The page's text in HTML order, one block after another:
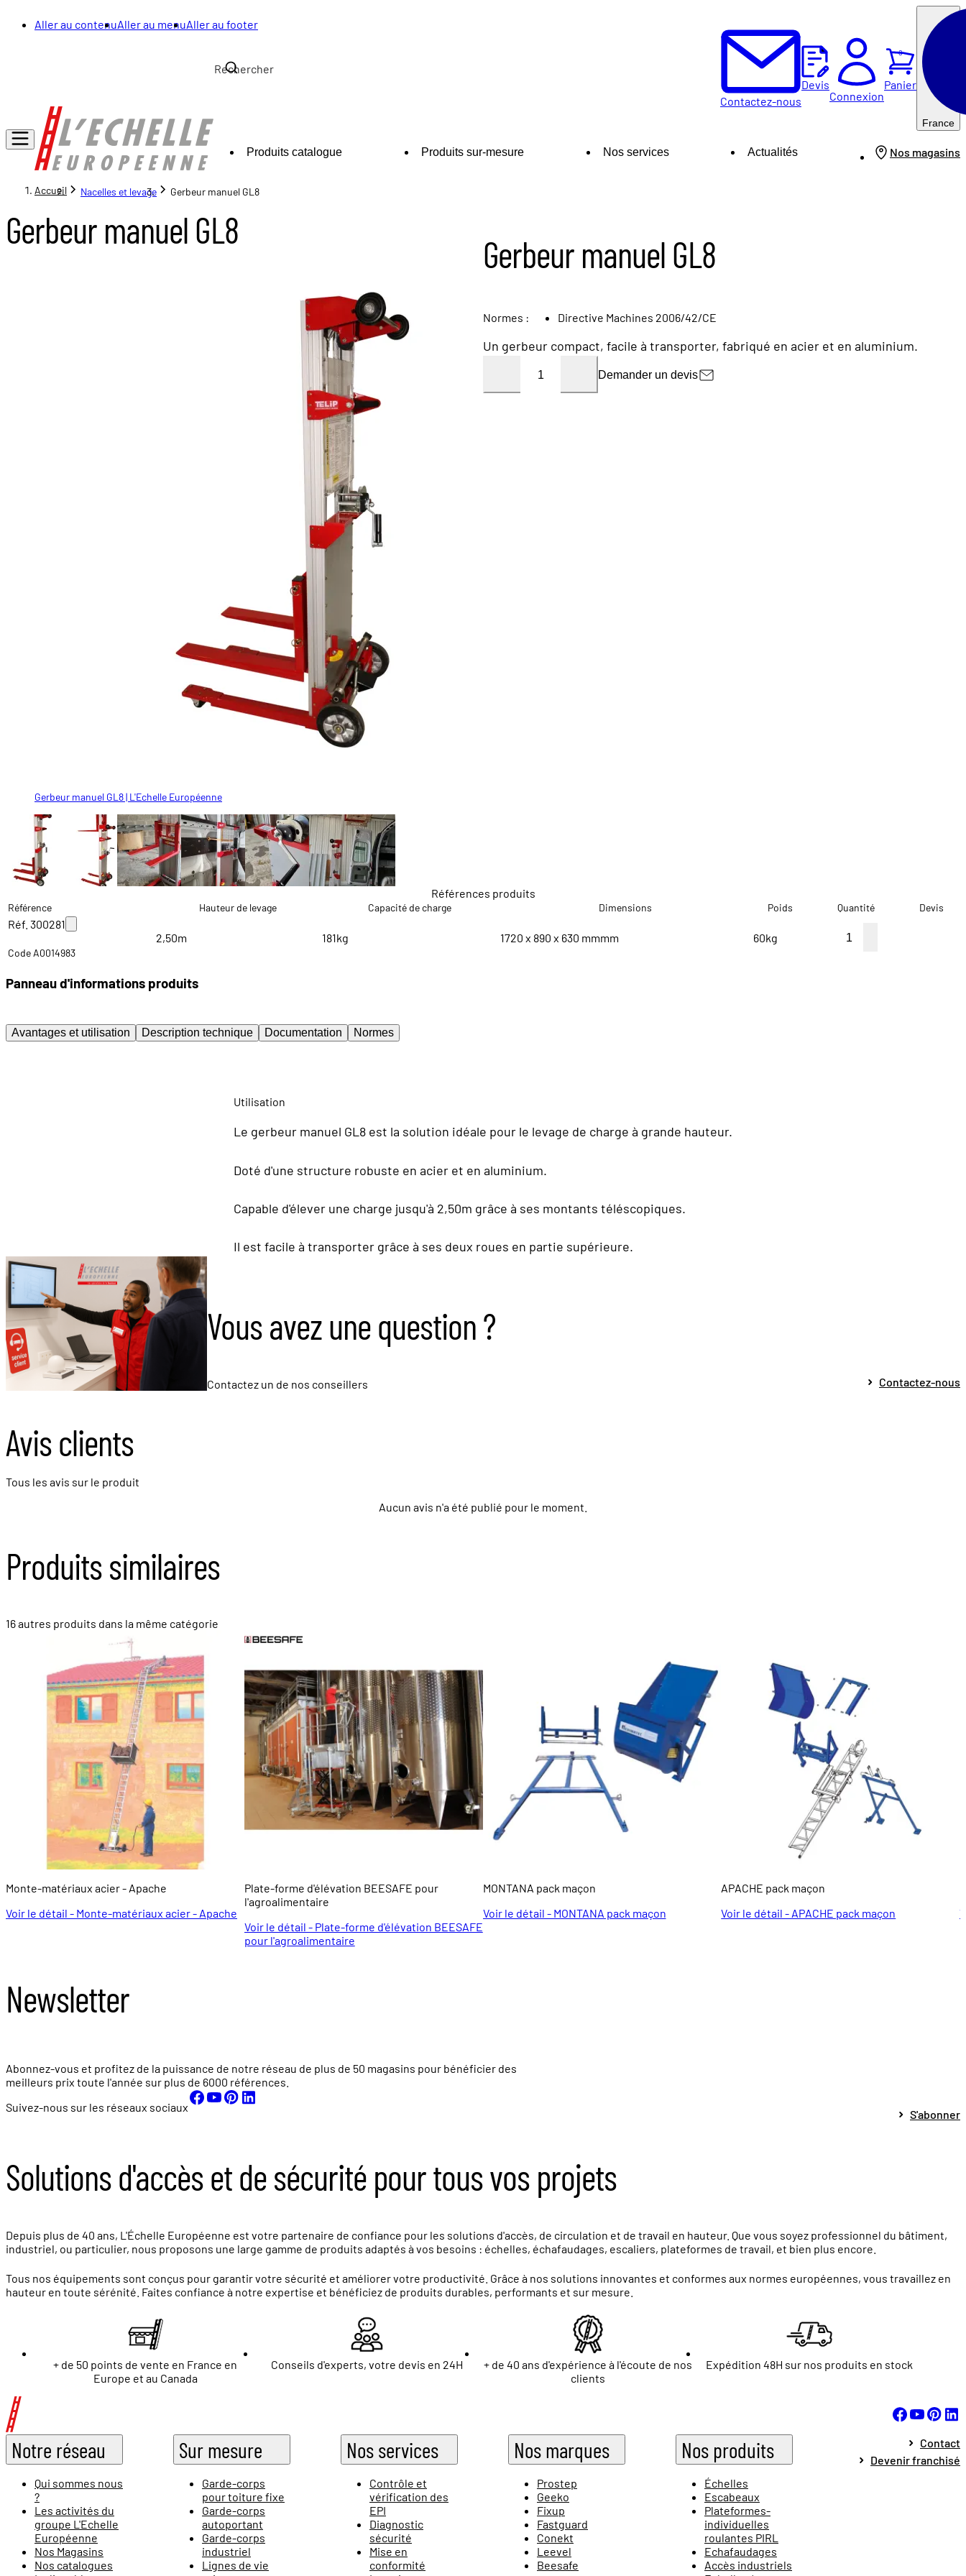
Aller au contenuAller au menuAller au footer
Contactez-nous
Devis
Connexion
Panier
0
France
Produits catalogue Produits sur-mesure Nos services Actualités Nos magasins
Accueil Nacelles et levage Gerbeur manuel GL8
Gerbeur manuel GL8
Gerbeur manuel GL8 | L'Echelle Européenne
Position haute
Gerbeur manuel GL8 | L'Echelle Européenne
Gerbeur manuel GL8 | L'Echelle Européenne
Gerbeur manuel GL8 | L'Echelle Européenne
Gerbeur manuel GL8 | L'Echelle Européenne
Gerbeur manuel GL8
Normes : Directive Machines 2006/42/CE
Un gerbeur compact, facile à transporter, fabriqué en acier et en aluminium.
Demander un devis
Références produits
Référence Hauteur de levage Capacité de charge Dimensions Poids Quantité Devis
Réf. 300281
Code A0014983
2,50m 181kg 1720 x 890 x 630 mmmm 60kg
Panneau d'informations produits
Avantages et utilisation Description technique Documentation Normes
Utilisation
Le gerbeur manuel GL8 est la solution idéale pour le levage de charge à grande hauteur.
Doté d'une structure robuste en acier et en aluminium.
Capable d'élever une charge jusqu'à 2,50m grâce à ses montants téléscopiques.
Il est facile à transporter grâce à ses deux roues en partie supérieure.
Vous avez une question ?
Contactez un de nos conseillers Contactez-nous
Avis clients
Tous les avis sur le produit
Aucun avis n'a été publié pour le moment.
Produits similaires
16 autres produits dans la même catégorie
Monte-matériaux acier - Apache
Voir le détail - Monte-matériaux acier - Apache
Plate-forme d'élévation BEESAFE pour
l'agroalimentaire
Voir le détail - Plate-forme d'élévation BEESAFE
pour l'agroalimentaire
MONTANA pack maçon
Voir le détail - MONTANA pack maçon
APACHE pack maçon
Voir le détail - APACHE pack maçon
Newsletter
Abonnez-vous et profitez de la puissance de notre réseau de plus de 50 magasins pour bénéficier des
meilleurs prix toute l'année sur plus de 6000 références.
Suivez-nous sur les réseaux sociaux
S'abonner
Solutions d'accès et de sécurité pour tous vos projets
Depuis plus de 40 ans, L'Échelle Européenne est votre partenaire de confiance pour les solutions d'accès, de circulation et de travail en hauteur. Que vous soyez professionnel du bâtiment,
industriel, ou particulier, nous proposons une large gamme de produits adaptés à vos besoins : échelles, échafaudages, escaliers, plateformes de travail, et bien plus encore.
Tous nos équipements sont conçus pour garantir votre sécurité et améliorer votre productivité. Grâce à nos solutions innovantes et conformes aux normes européennes, vous travaillez en
hauteur en toute sérénité. Faites confiance à notre expertise et bénéficiez de produits durables, performants et sur mesure.
+ de 50 points de vente en France en
Europe et au Canada
Conseils d'experts, votre devis en 24H
+ de 40 ans d'expérience à l'écoute de nos
clients
Expédition 48H sur nos produits en stock
Notre réseau
Qui sommes nous
?
Les activités du
groupe L'Echelle
Européenne
Nos Magasins
Nos catalogues
Sur mesure
Garde-corps
pour toiture fixe
Garde-corps
autoportant
Garde-corps
industriel
Lignes de vie
Nos services
Contrôle et
vérification des
EPI
Diagnostic
sécurité
Mise en
conformité
Nos marques
Prostep
Geeko
Fixup
Fastguard
Conekt
Leevel
Beesafe
Nos produits
Échelles
Escabeaux
Plateformes-
individuelles
roulantes PIRL
Echafaudages
Accès industriels
Contact
Devenir franchisé